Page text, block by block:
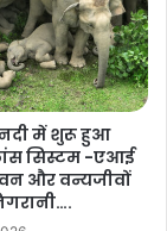
में शुरू हुआ
सिस्टम -एआई
और वन्यजीवों